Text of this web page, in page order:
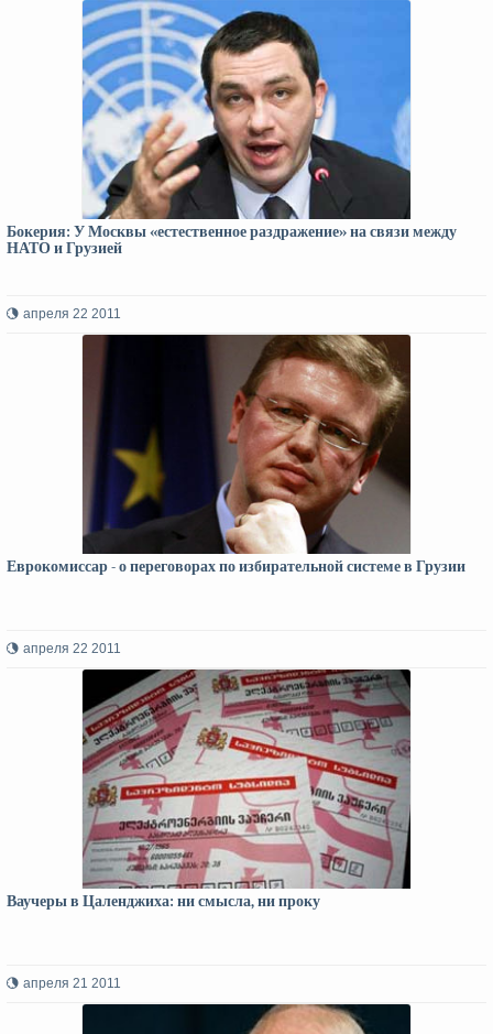
Бокерия: У Москвы «естественное раздражение» на связи между
НАТО и Грузией
апреля 22 2011
Еврокомиссар - о переговорах по избирательной системе в Грузии
апреля 22 2011
Ваучеры в Цаленджиха: ни смысла, ни проку
апреля 21 2011